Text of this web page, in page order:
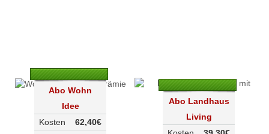
Abo Wohn
Idee
62,40€
Kosten
Abo Landhaus
Living